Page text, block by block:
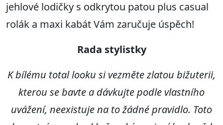
jehlové lodičky s odkrytou patou plus casual
rolák a maxi kabát Vám zaručuje úspěch!
Rada stylistky
K bílému total looku si vezměte zlatou bižuterii,
kterou se bavte a dávkujte podle vlastního
uvážení, neexistuje na to žádné pravidlo. Toto